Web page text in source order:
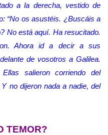
a la derecha, vestido de
“No os asustéis. ¿Buscáis a
No está aquí. Ha resucitado.
Ahora id a decir a sus
de vosotros a Galilea.
salieron corriendo del
no dijeron nada a nadie, del
TEMOR?